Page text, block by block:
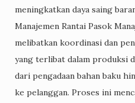
meningkatkan daya saing
Manajemen Rantai Pasok
melibatkan koordinasi dan
yang terlibat dalam produksi
dari pengadaan bahan baku
ke pelanggan. Proses ini